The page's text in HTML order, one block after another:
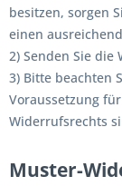
besitzen, sorgen
einen
2) Senden Sie
3) Bitte beachten
Voraussetzung
Widerrufsrechts
Muster-